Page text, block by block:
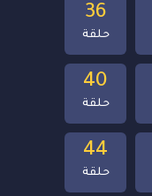
44
حلقة
40
حلقة
36
حلقة